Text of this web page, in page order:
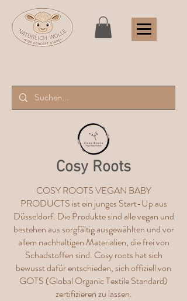
Cosy Roots
COSY ROOTS VEGAN BABY
PRODUCTS ist ein junges Start-Up aus
Düsseldorf. Die Produkte sind alle vegan und
bestehen aus sorgfältig ausgewählten und vor
allem nachhaltigen Materialien, die frei von
Schadstoffen sind. Cosy roots hat sich
bewusst dafür entschieden, sich offiziell von
GOTS (Global Organic Textile Standard)
zertifizieren zu lassen.